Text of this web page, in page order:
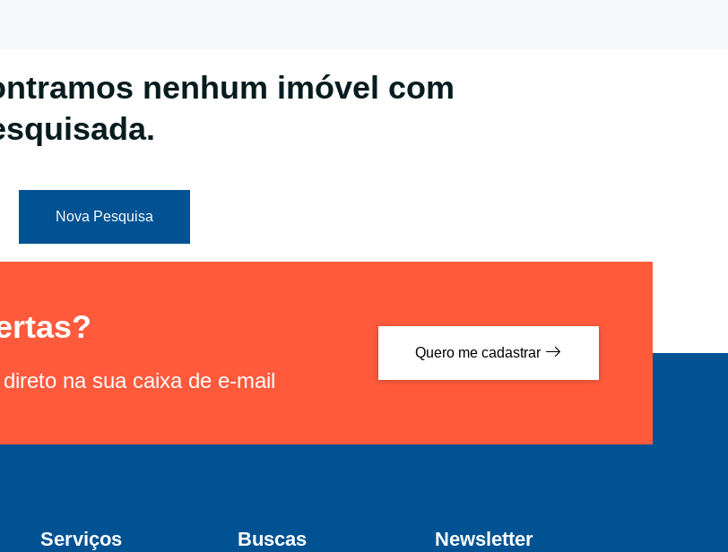
nenhum imóvel com
Nova Pesquisa
na sua caixa de e-mail
Quero me cadastrar
Serviços
Buscas
Newsletter